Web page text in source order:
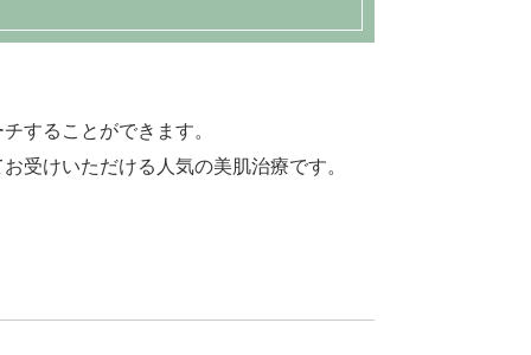
することができます。
受けいただける人気の美肌治療です。